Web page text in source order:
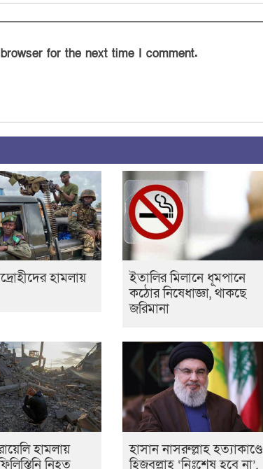
for the next time I comment.
হামলায়
ইতালির মিলানে ধূমপানে
কঠোর নিষেধাজ্ঞা, থাকছে
জরিমানা
হামলায়
নিহত
হাসান নাসরুল্লাহ হত্যাকাণ্ডে
হিজবুল্লাহ ‘নিঃশেষ হবে না’,